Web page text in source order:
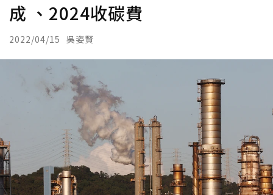
成 、2024收碳費
2022/04/15 吳姿賢